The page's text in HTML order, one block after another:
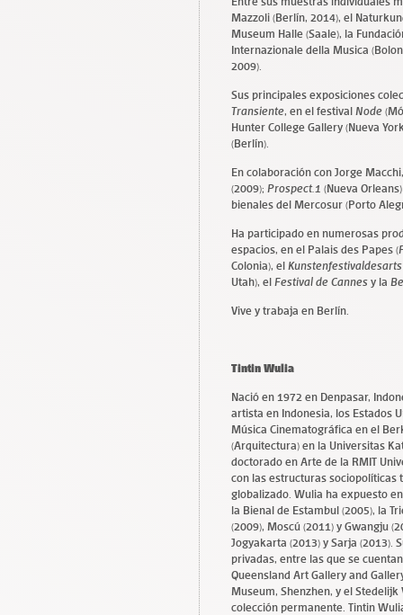
Mazzoli (Berlín, 2014), el
Museum Halle (Saale), la
Internazionale della Musica
2009).
Sus principales exposiciones
Transiente, en el festival Node
Hunter College Gallery (Nueva
(Berlín).
En colaboración con Jorge
(2009); Prospect.1 (Nueva
bienales del Mercosur (Porto
Ha participado en numerosas
espacios, en el Palais des Papes (
Colonia), el Kunstenfestivaldesarts
Utah), el Festival de Cannes y la
Vive y trabaja en Berlín.
Tintin Wulia
Nació en 1972 en Denpasar,
artista en Indonesia, los Estados
Música Cinematográfica en el
(Arquitectura) en la Universitas
doctorado en Arte de la RMIT
con las estructuras
globalizado. Wulia ha expuesto
la Bienal de Estambul (2005), la
(2009), Moscú (2011) y Gwangju
Jogyakarta (2013) y Sarja (2013).
privadas, entre las que se
Queensland Art Gallery and
Museum, Shenzhen, y el
colección permanente. Tintin